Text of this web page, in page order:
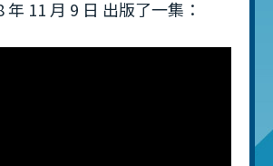
年 11 月 9 日 出版了一集：